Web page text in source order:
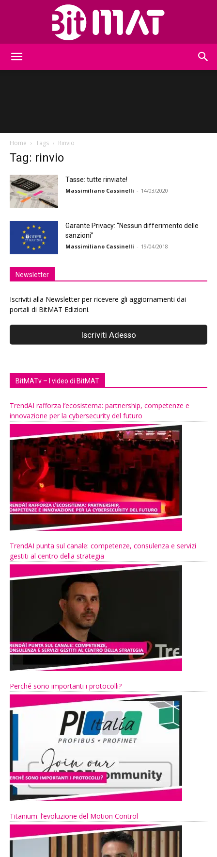
Home Tags Rinvio
Tag: rinvio
Tasse: tutte rinviate!
Massimiliano Cassinelli - 14/03/2020
Garante Privacy: “Nessun differimento delle
sanzioni”
Massimiliano Cassinelli - 19/04/2018
Newsletter
Iscriviti alla Newsletter per ricevere gli aggiornamenti dai
portali di BitMAT Edizioni.
BitMATv – I video di BitMAT
TrendAI rafforza l’ecosistema: partnership, competenze e
innovazione per la cybersecurity del futuro
TrendAI punta sul canale: competenze, consulenza e servizi
gestiti al centro della strategia
Perché sono importanti i protocolli?
Titanium: l’evoluzione del Motion Control